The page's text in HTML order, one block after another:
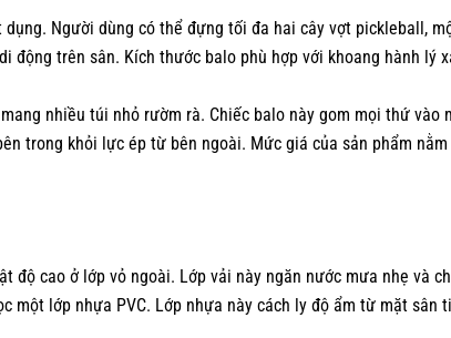
Người dùng có thể đựng tối đa hai cây vợt pickleball,
động trên sân. Kích thước balo phù hợp với khoang hành lý
nhiều túi nhỏ rườm rà. Chiếc balo này gom mọi thứ
trong khỏi lực ép từ bên ngoài. Mức giá của sản phẩm
độ cao ở lớp vỏ ngoài. Lớp vải này ngăn nước mưa nhẹ và
một lớp nhựa PVC. Lớp nhựa này cách ly độ ẩm từ mặt sân